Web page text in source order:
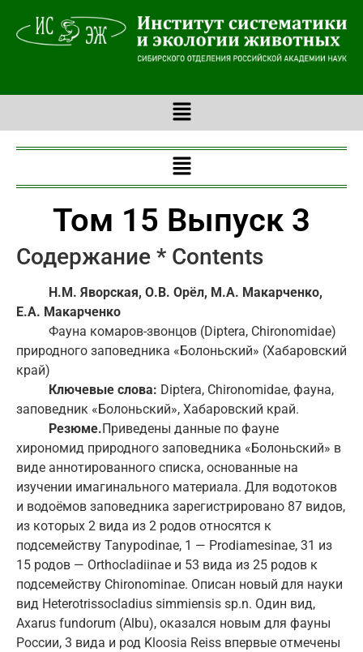
Том 15 Выпуск 3
Содержание * Contents
Н.М. Яворская, О.В. Орёл, М.А. Макарченко,
Е.А. Макарченко
Фауна комаров-звонцов (Diptera, Chironomidae)
природного заповедника «Болоньский» (Хабаровский
край)
Ключевые слова: Diptera, Chironomidae, фауна,
заповедник «Болоньский», Хабаровский край.
Резюме.Приведены данные по фауне
хирономид природного заповедника «Болоньский» в
виде аннотированного списка, основанные на
изучении имагинального материала. Для водотоков
и водоёмов заповедника зарегистрировано 87 видов,
из которых 2 вида из 2 родов относятся к
подсемейству Tanypodinae, 1 — Prodiamesinae, 31 из
15 родов — Orthocladiinae и 53 вида из 25 родов к
подсемейству Chironominae. Описан новый для науки
вид Heterotrissocladius simmiensis sp.n. Один вид,
Axarus fundorum (Albu), оказался новым для фауны
России, 3 вида и род Kloosia Reiss впервые отмечены